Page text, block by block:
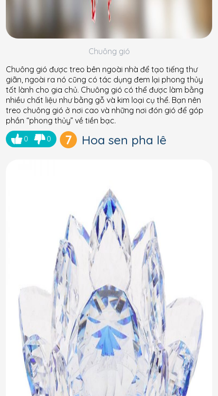
Chuông gió
Chuông gió được treo bên ngoài nhà để tạo tiếng thư
giãn, ngoài ra nó cũng có tác dụng đem lại phong thủy
tốt lành cho gia chủ. Chuông gió có thể được làm bằng
nhiều chất liệu như bằng gỗ và kim loại cụ thể. Bạn nên
treo chuông gió ở nơi cao và những nơi đón gió để góp
phần “phong thủy” về tiền bạc.
0 0 7 Hoa sen pha lê